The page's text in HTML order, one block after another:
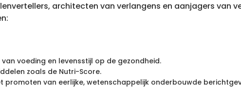
architecten van verlangens en aanjagers van
voeding en levensstijl op de gezondheid.
zoals de Nutri-Score.
promoten van eerlijke, wetenschappelijk onderbouwde